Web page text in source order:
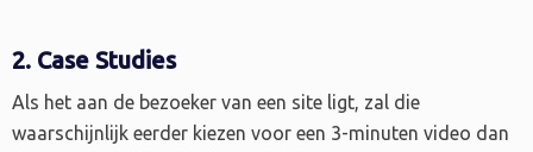
2. Case Studies
Als het aan de bezoeker van een site ligt, zal die
waarschijnlijk eerder kiezen voor een 3-minuten video dan